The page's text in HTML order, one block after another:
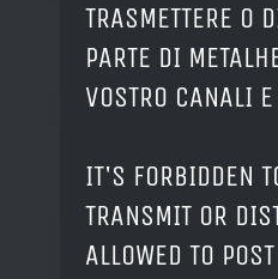
TRASMETTERE O
PARTE DI
VOSTRO CANALI
IT'S FORBIDDEN
TRANSMIT OR
ALLOWED TO